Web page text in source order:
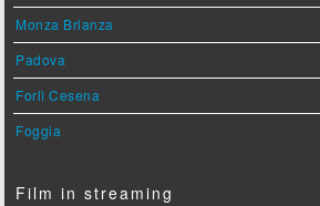
Monza Brianza
Padova
Forlì Cesena
Foggia
Film in streaming